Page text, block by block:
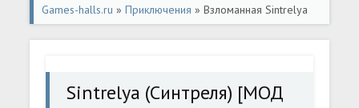
Games-halls.ru »Приключения » Взломанная Sintrelya
(Синтреля) [МОД Mega Pack] - последняя версия apk на
Sintrelya (Синтреля) [МОД